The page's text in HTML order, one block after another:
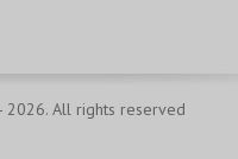
2026. All rights reserved